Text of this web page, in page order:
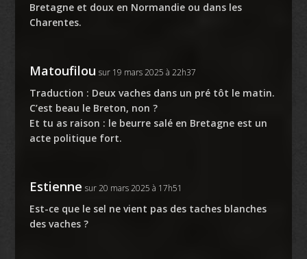
Bretagne et doux en Normandie ou dans les
Charentes.
Matoufilou sur 19 mars 2025 à 22h37
Traduction : Deux vaches dans un pré tôt le matin.
C’est beau le Breton, non ?
Et tu as raison : le beurre salé en Bretagne est un
acte politique fort.
Estienne sur 20 mars 2025 à 17h51
Est-ce que le sel ne vient pas des taches blanches
des vaches ?